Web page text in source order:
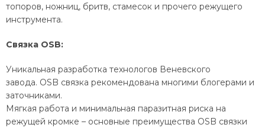
топоров, ножниц, бритв, стамесок и прочего режущего
инструмента.
Связка OSB:
Уникальная разработка технологов Веневского
завода. OSB связка рекомендована многими блогерами и
заточниками.
Мягкая работа и минимальная паразитная риска на
режущей кромке – основные преимущества OSB связки